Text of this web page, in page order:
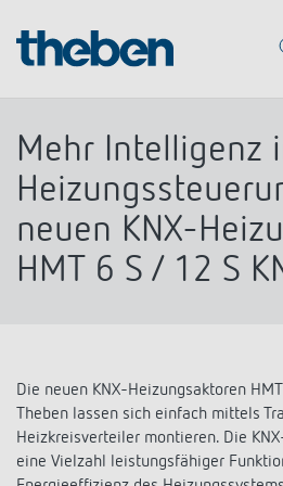
Produkte
Energy Manager
DALI
Präsenzmelder &
OEM
Ansprechpartner OEM
OEM-Referenzen
Zeit- und
DALI-2 Lichtsteuerung
Downloads
Unternehmen
Mehr Intelligenz
neuen KNX-
HMT 6 S / 12 S
Die neuen KNX-Heizungsaktoren
Theben lassen sich einfach mittels
Heizkreisverteiler montieren. Die
eine Vielzahl leistungsfähiger